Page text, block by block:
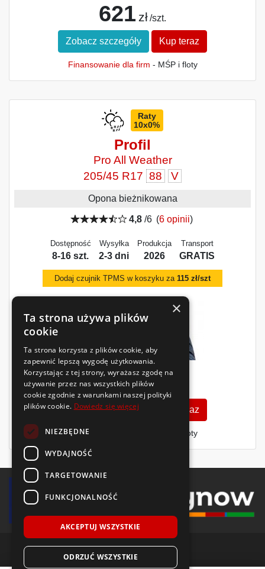
621 zł /szt.
Zobacz szczegóły Kup teraz
Finansowanie dla firm - MŚP i floty
Raty
10x0%
Profil
Pro All Weather
205/45 R17 88 V
Opona bieżnikowana
4,8 /6 (6 opinii)
Dostępność
8-16 szt.
Wysyłka
2-3 dni
Produkcja
2026
Transport
GRATIS
Dodaj czujnik TPMS w koszyku za 115 zł/szt
178 zł/szt.
Zobacz szczegóły Kup teraz
Finansowanie dla firm - MŚP i floty
×
Ta strona używa plików
cookie
Ta strona korzysta z plików cookie, aby
zapewnić lepszą wygodę użytkowania.
Korzystając z tej strony, wyrażasz zgodę na
używanie przez nas wszystkich plików
cookie zgodnie z warunkami naszej polityki
plików cookie. Dowiedz się więcej
NIEZBĘDNE
WYDAJNOŚĆ
TARGETOWANIE
FUNKCJONALNOŚĆ
AKCEPTUJ WSZYSTKIE
ODRZUĆ WSZYSTKIE